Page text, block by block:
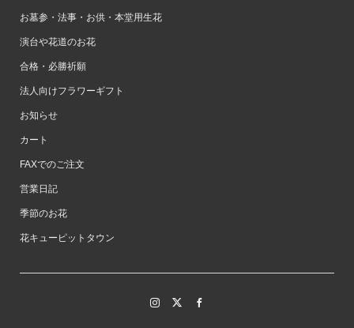
お墓参・法事・お供・本堂用生花
演台や花道のお花
合格・必勝祈願
法人向けフラワーギフト
お知らせ
カート
FAXでのご注文
営業日記
季節のお花
花キューピットタウン